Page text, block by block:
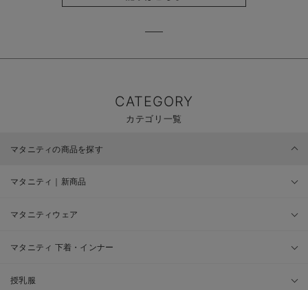
CATEGORY
カテゴリ一覧
マタニティの商品を探す
マタニティ｜新商品
マタニティウェア
マタニティ 下着・インナー
授乳服